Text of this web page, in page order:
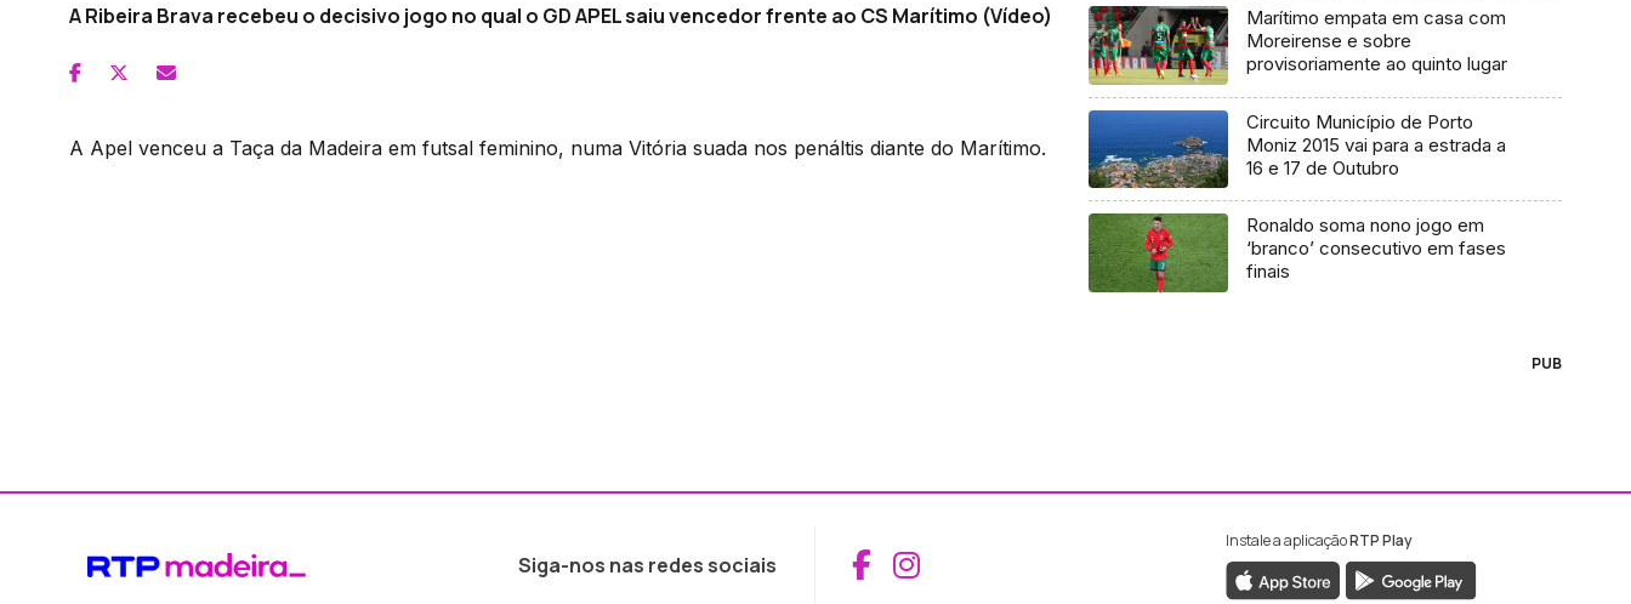
A Ribeira Brava recebeu o decisivo jogo no qual o GD APEL saiu vencedor frente ao CS Marítimo (Vídeo)
A Apel venceu a Taça da Madeira em futsal feminino, numa Vitória suada nos penáltis diante do Marítimo.
Marítimo empata em casa com
Moreirense e sobre
provisoriamente ao quinto lugar
Circuito Município de Porto
Moniz 2015 vai para a estrada a
16 e 17 de Outubro
Ronaldo soma nono jogo em
‘branco’ consecutivo em fases
finais
PUB
Siga-nos nas redes sociais Aceder ao Facebook da RTP Madeira
Aceder ao Instagram da RTP Madeira
Instale a aplicaçãoRTP Play